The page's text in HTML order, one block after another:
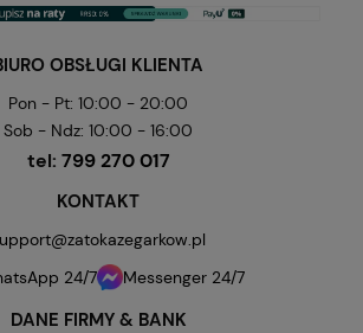
OBSŁUGI KLIENTA
Pon - Pt: 10:00 - 20:00
Sob - Ndz: 10:00 - 16:00
tel: 799 270 017
KONTAKT
24/7
Messenger 24/7
DANE FIRMY & BANK